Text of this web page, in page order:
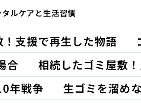
ルケアと生活習慣
支援で再生した物語
合
相続したゴミ屋敷
年戦争
生ゴミを溜め